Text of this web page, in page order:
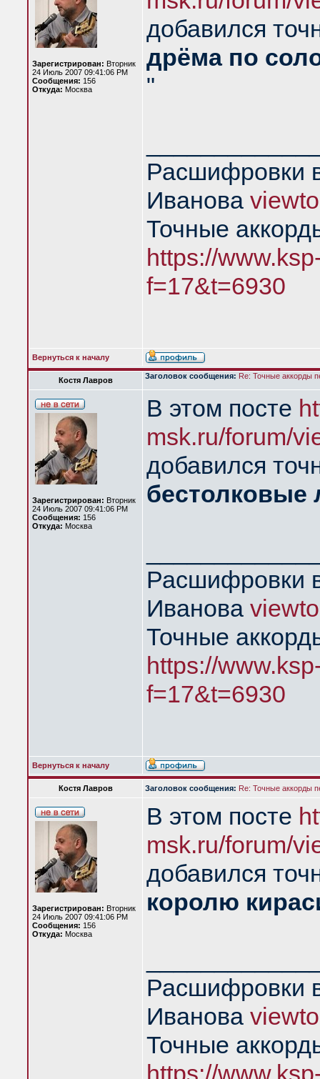
Зарегистрирован: Вторник
24 Июль 2007 09:41:06 PM
Сообщения: 156
Откуда: Москва
добавился
дрёма по
"
Расшифровки
Иванова
Точные
https://
f=17&t=6930
Вернуться к началу
Костя Лавров Заголовок сообщения: Re: Точные аккорды
Зарегистрирован: Вторник
24 Июль 2007 09:41:06 PM
Сообщения: 156
Откуда: Москва
В этом посте
msk.ru/forum/
добавился
бестолковые
Расшифровки
Иванова
Точные
https://
f=17&t=6930
Вернуться к началу
Костя Лавров Заголовок сообщения: Re: Точные аккорды
Зарегистрирован: Вторник
24 Июль 2007 09:41:06 PM
Сообщения: 156
Откуда: Москва
В этом посте
msk.ru/forum/
добавился
королю
Расшифровки
Иванова
Точные
https://